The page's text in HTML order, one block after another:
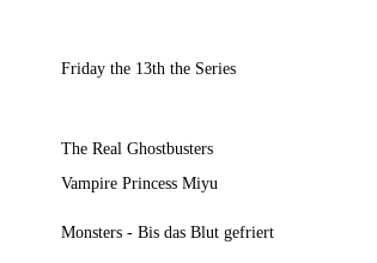
Friday the 13th the Series
The Real Ghostbusters
Vampire Princess Miyu
Monsters - Bis das Blut gefriert